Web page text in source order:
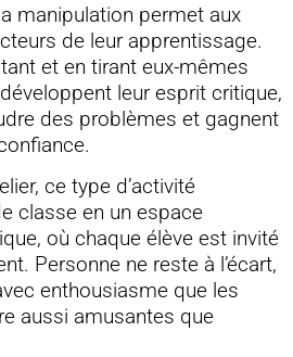
manipulation permet aux
de leur apprentissage.
et en tirant eux-mêmes
leur esprit critique,
des problèmes et gagnent
ce type d’activité
classe en un espace
où chaque élève est invité
Personne ne reste à l’écart,
enthousiasme que les
aussi amusantes que